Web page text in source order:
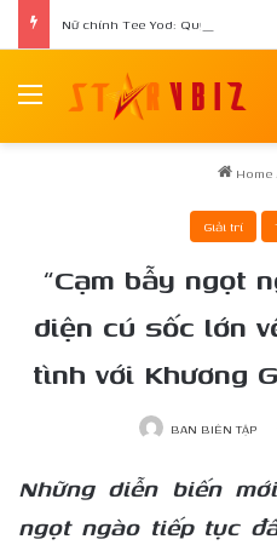
Menu
Home
Giải trí
“Cạm bẫy ngọt
diện cú sốc lớn
tình với Khương
BAN BIÊN TẬP
Những diễn biến
ngọt ngào tiếp tục